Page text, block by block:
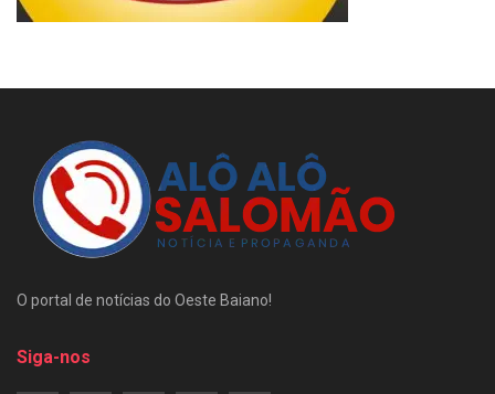
O portal de notícias do Oeste Baiano!
Siga-nos